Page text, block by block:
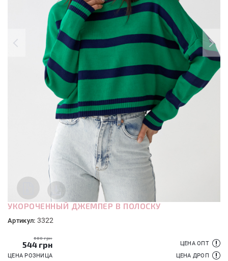
УКОРОЧЕННЫЙ ДЖЕМПЕР В ПОЛОСКУ
Артикул: 3322
680 грн
544 грн
ЦЕНА РОЗНИЦА
ЦЕНА ОПТ
ЦЕНА ДРОП